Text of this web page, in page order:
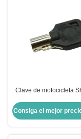
Clave de motocicleta
blanco para US H-
Motocicleta
Consiga el mejor